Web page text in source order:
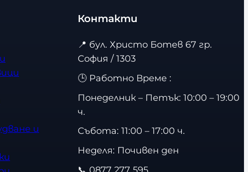
и
Контакти
📍 бул. Христо Ботев 67 гр.
София / 1303
🕒 Работно Време :
Понеделник – Петък: 10:00 – 19:00
ч.
Събота: 11:00 – 17:00 ч.
Неделя: Почивен ден
📞 0877 277 595